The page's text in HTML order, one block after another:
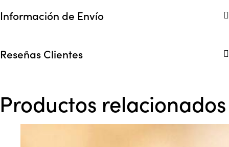
Información de Envío
Reseñas Clientes
Productos relacionados